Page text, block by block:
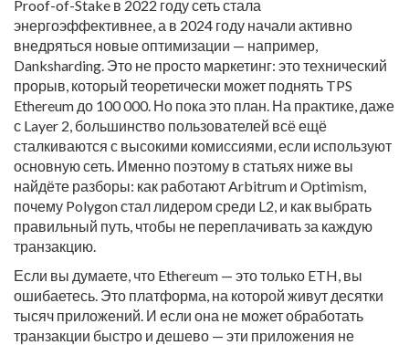
Proof-of-Stake в 2022 году сеть стала
энергоэффективнее, а в 2024 году начали активно
внедряться новые оптимизации — например,
Danksharding. Это не просто маркетинг: это технический
прорыв, который теоретически может поднять TPS
Ethereum до 100 000. Но пока это план. На практике, даже
с Layer 2, большинство пользователей всё ещё
сталкиваются с высокими комиссиями, если используют
основную сеть. Именно поэтому в статьях ниже вы
найдёте разборы: как работают Arbitrum и Optimism,
почему Polygon стал лидером среди L2, и как выбрать
правильный путь, чтобы не переплачивать за каждую
транзакцию.
Если вы думаете, что Ethereum — это только ETH, вы
ошибаетесь. Это платформа, на которой живут десятки
тысяч приложений. И если она не может обработать
транзакции быстро и дешево — эти приложения не